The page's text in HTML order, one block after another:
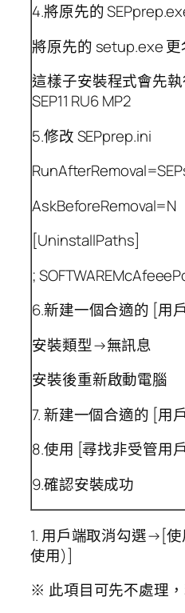
4.將原先的
將原先的 setup.exe 更
這樣子安裝程式會先
SEP11 RU6 MP2
5.修改 SEPprep.ini
AskBeforeRemoval=N
[UninstallPaths]
;
6.新建一個合適的 [用
安裝類型→無訊息
安裝後重新啟動電腦
7. 新建一個合適的 [用
8.使用 [尋找非受管用
9.確認安裝成功
1. 用戶端取消勾選→[
使用)]
※ 此項目可先不處理